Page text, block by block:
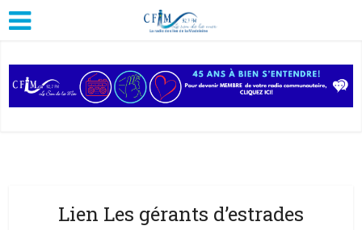
Lien Les gérants d’estrades